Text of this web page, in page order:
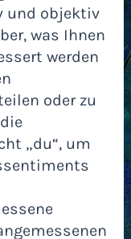
und objektiv
was Ihnen
werden
oder zu
„du“, um